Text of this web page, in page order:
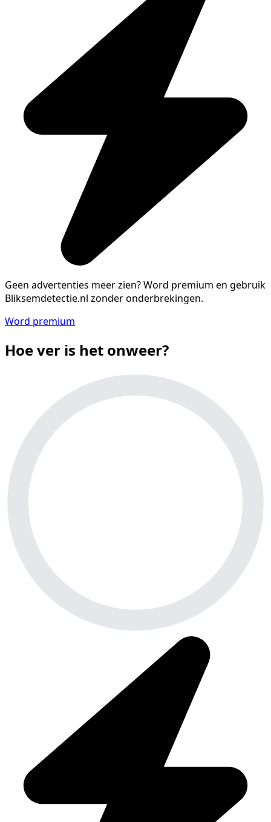
Geen advertenties meer zien?Word premium en gebruik
Bliksemdetectie.nl zonder onderbrekingen.
Word premium
Hoe ver is het onweer?